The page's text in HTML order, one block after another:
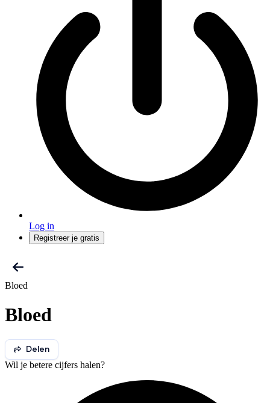
Log in
Registreer je gratis
Bloed
Bloed
Delen
Wil je betere cijfers halen?